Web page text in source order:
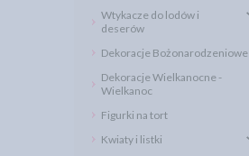
Wtykacze do lodów i
deserów
Dekoracje Bożonarodzeniowe
Dekoracje Wielkanocne -
Wielkanoc
Figurki na tort
Kwiaty i listki